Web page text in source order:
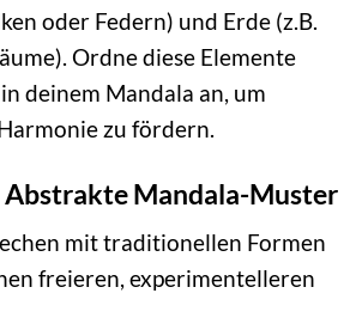
oder Federn) und Erde (z.B.
Ordne diese Elemente
deinem Mandala an, um
zu fördern.
Abstrakte Mandala-Muster
mit traditionellen Formen
freieren, experimentelleren